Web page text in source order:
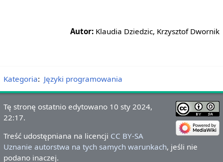
Autor: Klaudia Dziedzic, Krzysztof Dwornik
Kategoria: Języki programowania
Tę stronę ostatnio edytowano 10 sty 2024,
22:17.
Treść udostępniana na licencji CC BY-SA
Uznanie autorstwa na tych samych warunkach, jeśli nie
podano inaczej.